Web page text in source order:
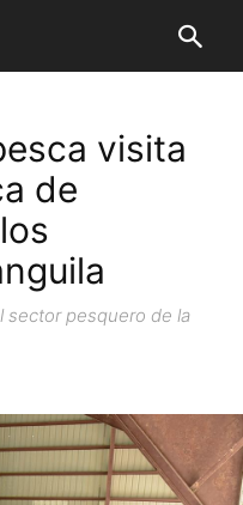
visita
de
sector pesquero de la